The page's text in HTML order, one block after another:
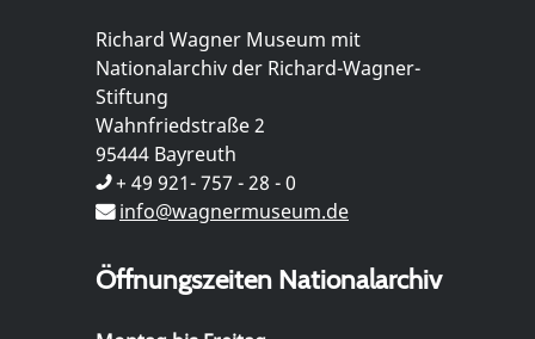
Richard Wagner Museum mit
Nationalarchiv der Richard-Wagner-
Stiftung
Wahnfriedstraße 2
95444 Bayreuth
+ 49 921- 757 - 28 - 0
info@wagnermuseum.de
Öffnungszeiten Nationalarchiv